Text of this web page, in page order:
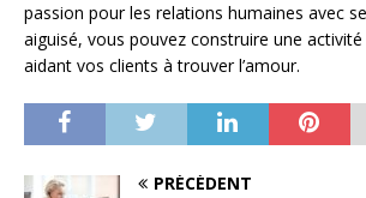
passion pour les relations humaines avec
aiguisé, vous pouvez construire une
aidant vos clients à trouver l’amour.
PRÉCÉDENT